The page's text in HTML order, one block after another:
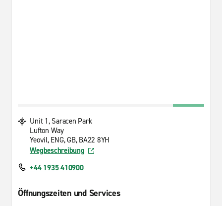
Unit 1, Saracen Park
Lufton Way
Yeovil, ENG, GB, BA22 8YH
Wegbeschreibung
+44 1935 410900
Öffnungszeiten und Services